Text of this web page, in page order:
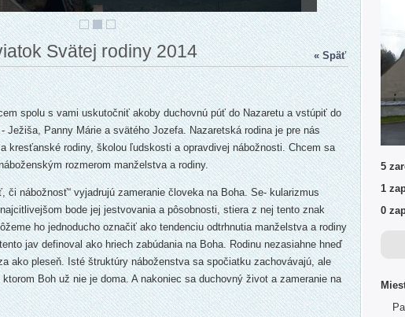
« Späť
Svätej rodiny 2014
spolu s vami uskutočniť akoby duchovnú púť do Nazaretu a vstúpiť do
Ježiša, Panny Márie a svätého Jozefa. Nazaretská rodina je pre nás
kresťanské rodiny, školou ľudskosti a opravdivej nábožnosti. Chcem sa
rozmerom manželstva a rodiny.
či nábožnosť“ vyjadrujú zameranie človeka na Boha. Se- kularizmus
bode jej jestvovania a pôsobnosti, stiera z nej tento znak
ho jednoducho označiť ako tendenciu odtrhnutia manželstva a rodiny
jav definoval ako hriech zabúdania na Boha. Rodinu nezasiahne hneď
ako pleseň. Isté štruktúry náboženstva sa spočiatku zachovávajú, ale
Boh už nie je doma. A nakoniec sa duchovný život a zameranie na
5
1
0